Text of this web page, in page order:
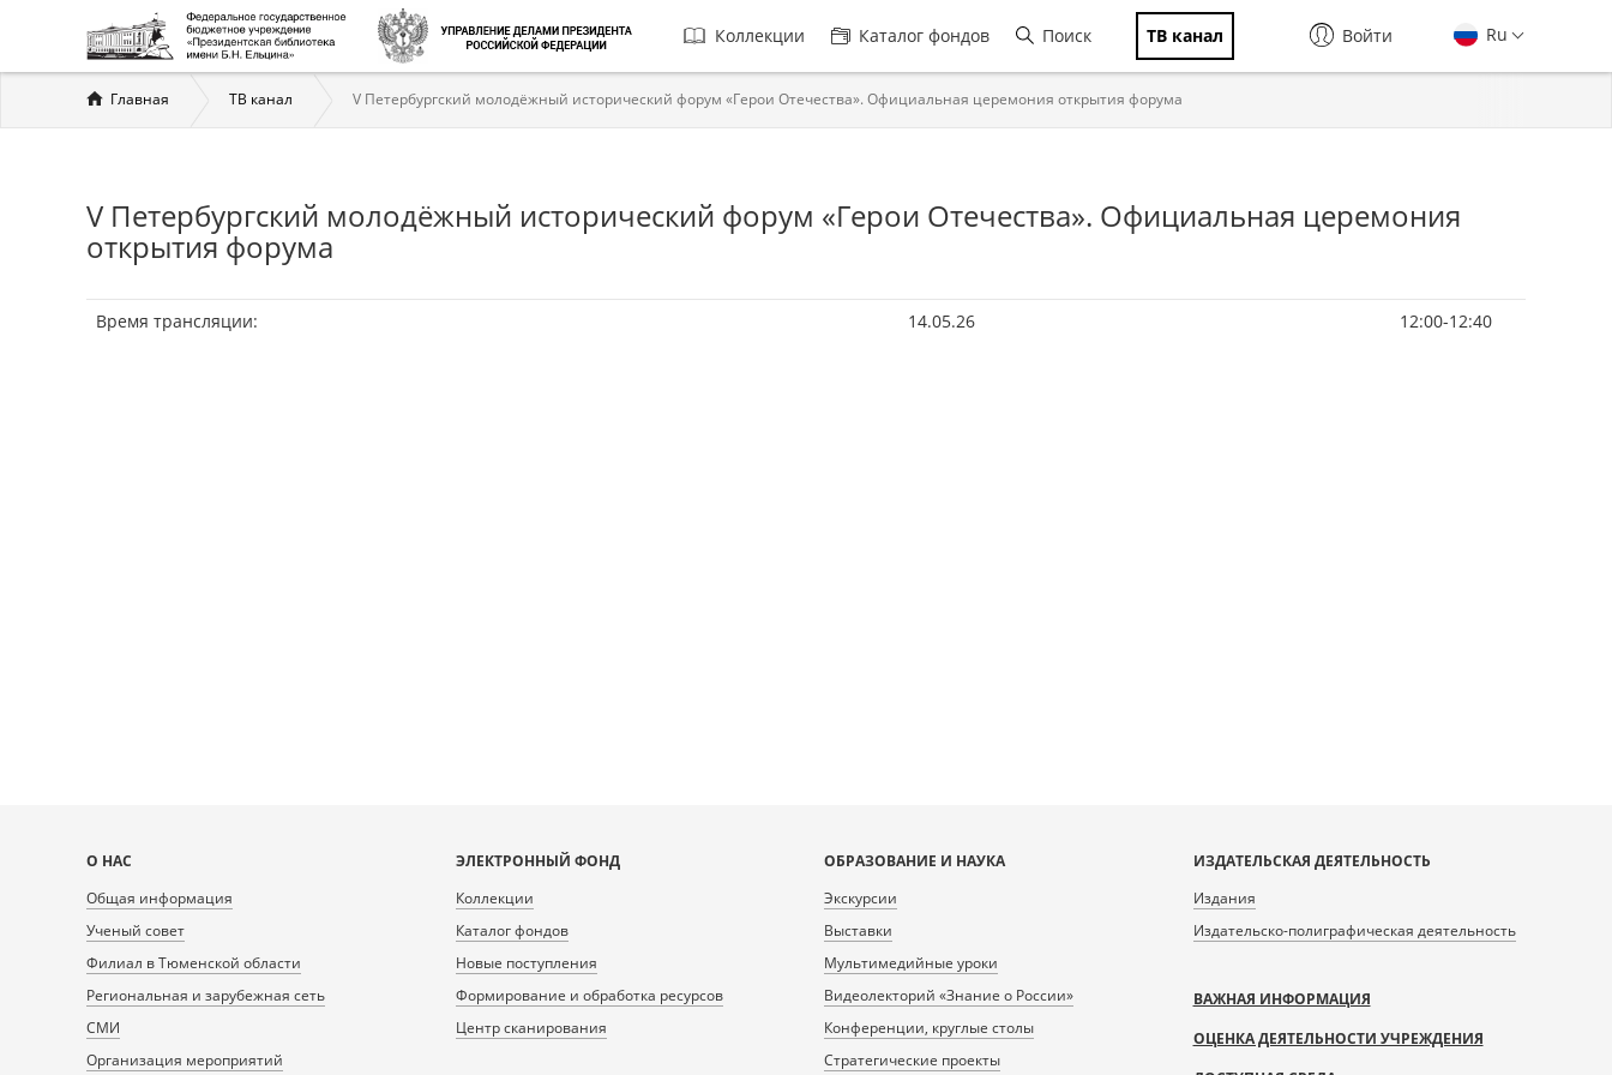
Главная
навигация
Коллекции Каталог фондов Поиск ТВ канал Ru
Войти
Вы
здесь
Главная ТВ канал V Петербургский молодёжный исторический форум «Герои Отечества». Официальная церемония открытия форума
V Петербургский молодёжный исторический форум «Герои Отечества». Официальная церемония
открытия форума
Время трансляции: 14.05.26 12:00-12:40
Карта
сайта
О НАС
Общая информация
Ученый совет
Филиал в Тюменской области
Региональная и зарубежная сеть
СМИ
Организация мероприятий
ЭЛЕКТРОННЫЙ ФОНД
Коллекции
Каталог фондов
Новые поступления
Формирование и обработка ресурсов
Центр сканирования
ОБРАЗОВАНИЕ И НАУКА
Экскурсии
Выставки
Мультимедийные уроки
Видеолекторий «Знание о России»
Конференции, круглые столы
Стратегические проекты
ИЗДАТЕЛЬСКАЯ ДЕЯТЕЛЬНОСТЬ
Издания
Издательско-полиграфическая деятельность
ВАЖНАЯ ИНФОРМАЦИЯ
ОЦЕНКА ДЕЯТЕЛЬНОСТИ УЧРЕЖДЕНИЯ